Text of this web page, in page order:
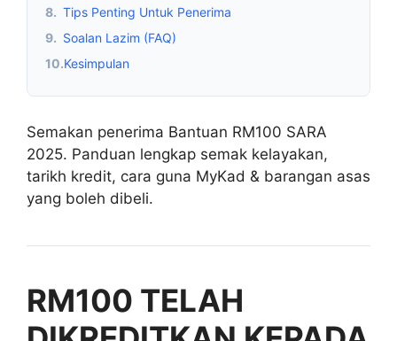
8. Tips Penting Untuk Penerima
9. Soalan Lazim (FAQ)
10.Kesimpulan
Semakan penerima Bantuan RM100 SARA
2025. Panduan lengkap semak kelayakan,
tarikh kredit, cara guna MyKad & barangan asas
yang boleh dibeli.
RM100 TELAH